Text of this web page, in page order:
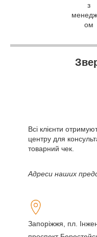
з
ом
Всі клієнти
центру для
товарний чек.
Адреси наших
Запоріжжя, пл.